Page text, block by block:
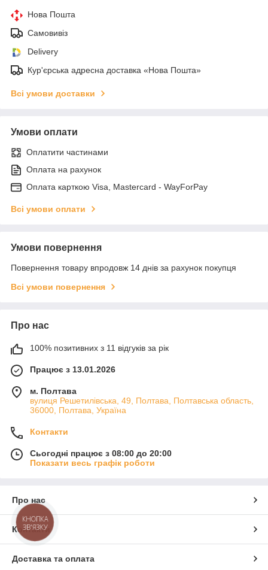
Нова Пошта
Самовивіз
Delivery
Кур'єрська адресна доставка «Нова Пошта»
Всі умови доставки
Умови оплати
Оплатити частинами
Оплата на рахунок
Оплата карткою Visa, Mastercard - WayForPay
Всі умови оплати
Умови повернення
Повернення товару впродовж 14 днів за рахунок покупця
Всі умови повернення
Про нас
100% позитивних з 11 відгуків за рік
Працює з 13.01.2026
м. Полтава
вулиця Решетилівська, 49, Полтава, Полтавська область,
36000, Полтава, Україна
Контакти
Сьогодні працює з 08:00 до 20:00
Показати весь графік роботи
Про нас
Контакти
Доставка та оплата
КНОПКА
ЗВ'ЯЗКУ